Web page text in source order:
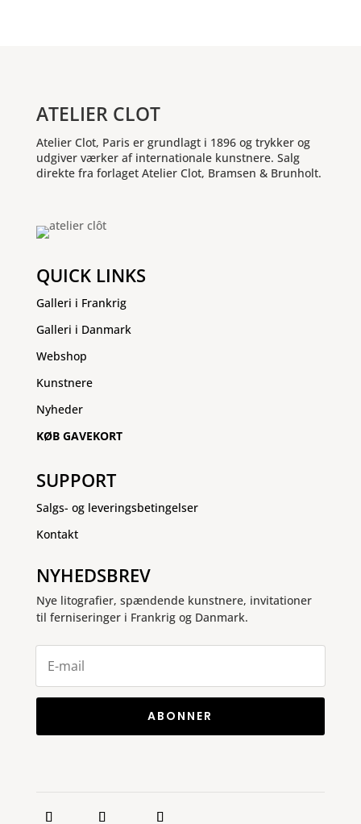
ATELIER CLOT
Atelier Clot, Paris er grundlagt i 1896 og trykker og
udgiver værker af internationale kunstnere. Salg
direkte fra forlaget Atelier Clot, Bramsen & Brunholt.
QUICK LINKS
Galleri i Frankrig
Galleri i Danmark
Webshop
Kunstnere
Nyheder
KØB GAVEKORT
SUPPORT
Salgs- og leveringsbetingelser
Kontakt
NYHEDSBREV
Nye litografier, spændende kunstnere, invitationer
til ferniseringer i Frankrig og Danmark.
ABONNER